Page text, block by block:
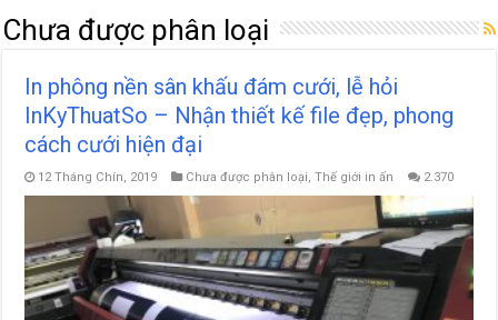
Chưa được phân loại
In phông nền sân khấu đám cưới, lễ hỏi
InKyThuatSo – Nhận thiết kế file đẹp, phong
cách cưới hiện đại
12 Tháng Chín, 2019 Chưa được phân loại,Thế giới in ấn 2.370